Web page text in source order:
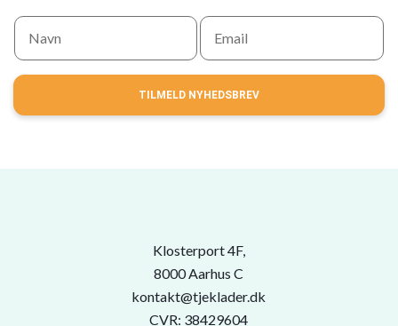
TILMELD NYHEDSBREV
Klosterport 4F,
8000 Aarhus C
kontakt@tjeklader.dk
CVR: 38429604